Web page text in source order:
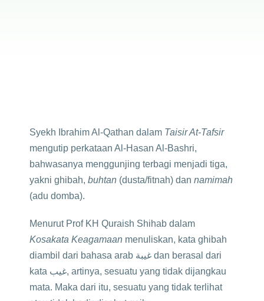
Syekh Ibrahim Al-Qathan dalam Taisir At-Tafsir
mengutip perkataan Al-Hasan Al-Bashri,
bahwasanya menggunjing terbagi menjadi tiga,
yakni ghibah, buhtan (dusta/fitnah) dan namimah
(adu domba).
Menurut Prof KH Quraish Shihab dalam
Kosakata Keagamaan menuliskan, kata ghibah
diambil dari bahasa arab غيبة dan berasal dari
kata غيب, artinya, sesuatu yang tidak dijangkau
mata. Maka dari itu, sesuatu yang tidak terlihat